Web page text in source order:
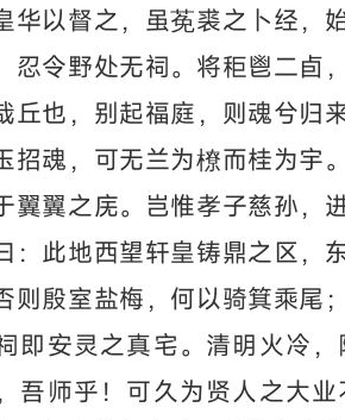
华以督之，虽莬裘之卜经，
忍令野处无祠。将秬鬯二卣
丘也，别起福庭，则魂兮归
招魂，可无兰为橑而桂为宇
翼翼之庑。岂惟孝子慈孙，
：此地西望轩皇铸鼎之区，
则殷室盐梅，何以骑箕乘尾
即安灵之真宅。清明火冷
吾师乎！可久为贤人之大